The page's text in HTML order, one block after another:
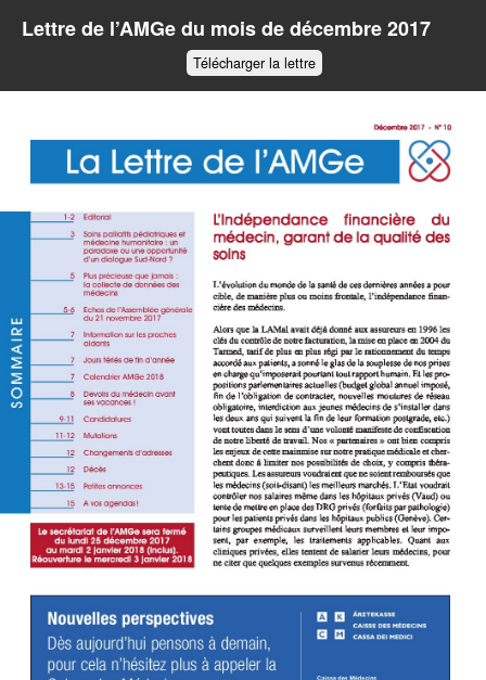
Lettre de l’AMGe du mois de décembre 2017
Télécharger la lettre